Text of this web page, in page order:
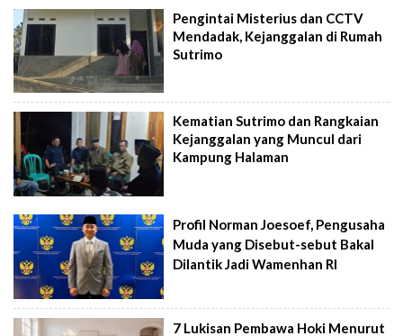
Pengintai Misterius dan CCTV
Mendadak, Kejanggalan di Rumah
Sutrimo
Kematian Sutrimo dan Rangkaian
Kejanggalan yang Muncul dari
Kampung Halaman
Profil Norman Joesoef, Pengusaha
Muda yang Disebut-sebut Bakal
Dilantik Jadi Wamenhan RI
7 Lukisan Pembawa Hoki Menurut